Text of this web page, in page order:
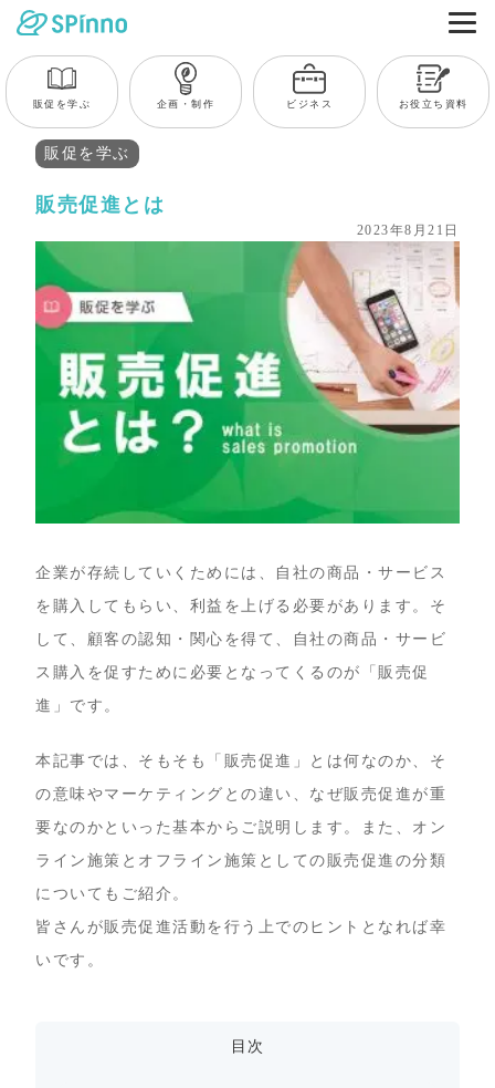
販促を学ぶ 企画・制作 ビジネス お役立ち資料
販促を学ぶ
販売促進とは
2023年8月21日
企業が存続していくためには、自社の商品・サービス
を購入してもらい、利益を上げる必要があります。そ
して、顧客の認知・関心を得て、自社の商品・サービ
ス購入を促すために必要となってくるのが「販売促
進」です。
本記事では、そもそも「販売促進」とは何なのか、そ
の意味やマーケティングとの違い、なぜ販売促進が重
要なのかといった基本からご説明します。また、オン
ライン施策とオフライン施策としての販売促進の分類
についてもご紹介。
皆さんが販売促進活動を行う上でのヒントとなれば幸
いです。
目次